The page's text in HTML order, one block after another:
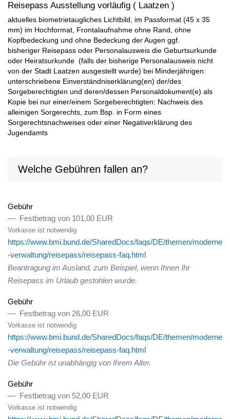
Reisepass Ausstellung vorläufig ( Laatzen )
aktuelles biometrietaugliches Lichtbild, im Passformat (45 x 35
mm) im Hochformat, Frontalaufnahme ohne Rand, ohne
Kopfbedeckung und ohne Bedeckung der Augen ggf.
bisheriger Reisepass oder Personalausweis die Geburtsurkunde
oder Heiratsurkunde (falls der bisherige Personalausweis nicht
von der Stadt Laatzen ausgestellt wurde) bei Minderjährigen:
unterschriebene Einverständniserklärung(en) der/des
Sorgeberechtigten und deren/dessen Personaldokument(e) als
Kopie bei nur einer/einem Sorgeberechtigten: Nachweis des
alleinigen Sorgerechts, zum Bsp. in Form eines
Sorgerechtsnachweises oder einer Negativerklärung des
Jugendamts
Welche Gebühren fallen an?
Gebühr
Festbetrag von 101,00 EUR
Vorkasse ist notwendig
https://www.bmi.bund.de/SharedDocs/faqs/DE/themen/moderne
-verwaltung/reisepass/reisepass-faq.html
Beantragung im Ausland, zum Beispiel, wenn Ihnen Ihr
Reisepass im Urlaub gestohlen wurde.
Gebühr
Festbetrag von 26,00 EUR
Vorkasse ist notwendig
https://www.bmi.bund.de/SharedDocs/faqs/DE/themen/moderne
-verwaltung/reisepass/reisepass-faq.html
Die Gebühr ist unabhängig von Ihrem Alter.
Gebühr
Festbetrag von 52,00 EUR
Vorkasse ist notwendig